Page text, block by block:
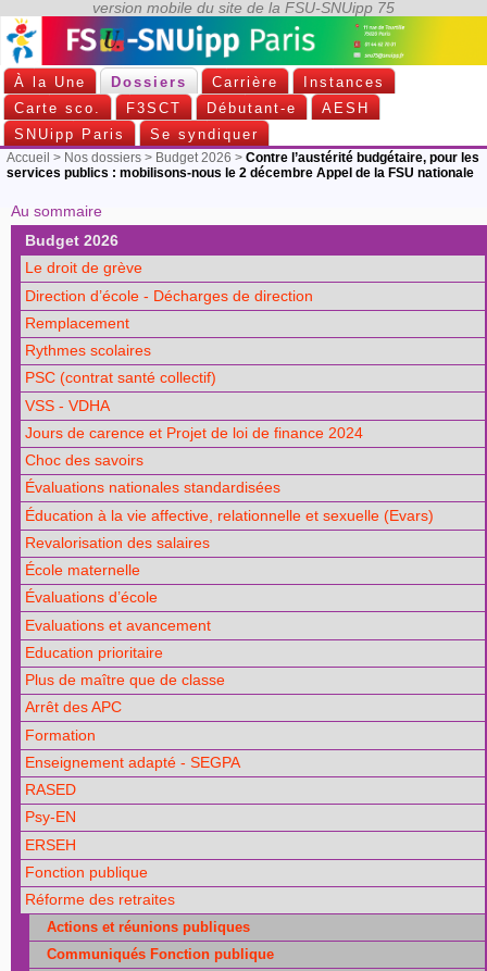
À la Une Dossiers Carrière
Instances
Carte sco.
F3SCT Débutant-e
AESH
SNUipp Paris
Se syndiquer
Accueil > Nos dossiers > Budget 2026 >Contre l’austérité budgétaire, pour les
services publics : mobilisons-nous le 2 décembre Appel de la FSU nationale
Au sommaire
Budget 2026
Le droit de grève
Direction d’école - Décharges de direction
Remplacement
Rythmes scolaires
PSC (contrat santé collectif)
VSS - VDHA
Jours de carence et Projet de loi de finance 2024
Choc des savoirs
Évaluations nationales standardisées
Éducation à la vie affective, relationnelle et sexuelle (Evars)
Revalorisation des salaires
École maternelle
Évaluations d’école
Evaluations et avancement
Education prioritaire
Plus de maître que de classe
Arrêt des APC
Formation
Enseignement adapté - SEGPA
RASED
Psy-EN
ERSEH
Fonction publique
Réforme des retraites
Actions et réunions publiques
Communiqués Fonction publique